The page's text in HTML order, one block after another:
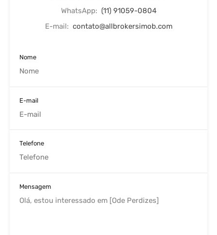
WhatsApp: (11) 91059-0804
E-mail: contato@allbrokersimob.com
Nome
E-mail
Telefone
Mensagem